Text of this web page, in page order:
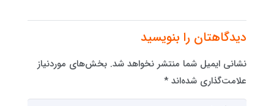
دیدگاهتان را بنویسید
نشانی ایمیل شما منتشر نخواهد شد. بخش‌های موردنیاز
علامت‌گذاری شده‌اند *